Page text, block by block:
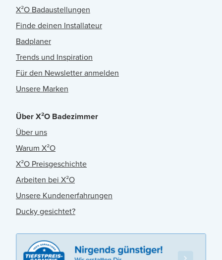
X²O Badaustellungen
Finde deinen Installateur
Badplaner
Trends und Inspiration
Für den Newsletter anmelden
Unsere Marken
Über X²O Badezimmer
Über uns
Warum X²O
X²O Preisgeschichte
Arbeiten bei X²O
Unsere Kundenerfahrungen
Ducky gesichtet?